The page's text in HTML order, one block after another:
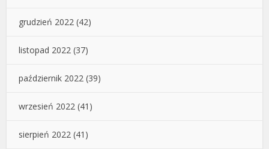
grudzień 2022 (42)
listopad 2022 (37)
październik 2022 (39)
wrzesień 2022 (41)
sierpień 2022 (41)